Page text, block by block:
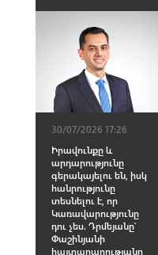
30/07/2026 17:26
Իրավունքը և
արդարությունը
գերակայելու են, իսկ
հանրությունը
տեսնելու է, որ
Կառավարությունը
դու չես. Դրմեյանը՝
Փաշինյանի
հայտարարությանը